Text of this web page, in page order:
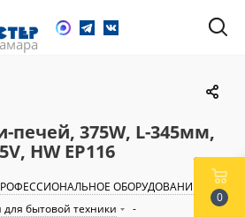
375W, L-345мм,
HW EP116
ОБОРУДОВАНИЕ
-
для бытовой техники
-
0